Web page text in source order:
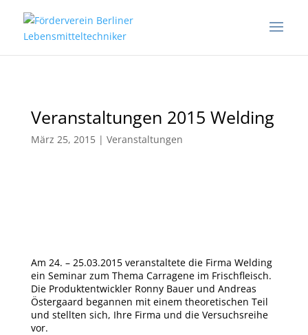
Veranstaltungen 2015 Welding
März 25, 2015| Veranstaltungen
Am 24. – 25.03.2015 veranstaltete die Firma Welding
ein Seminar zum Thema Carragene im Frischfleisch.
Die Produktentwickler Ronny Bauer und Andreas
Östergaard begannen mit einem theoretischen Teil
und stellten sich, Ihre Firma und die Versuchsreihe
vor.